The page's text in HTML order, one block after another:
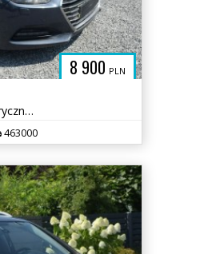
8 900 PLN
1.7D 2016r Navi Kamera Elektryczna Klapa Sprowadzony
463000